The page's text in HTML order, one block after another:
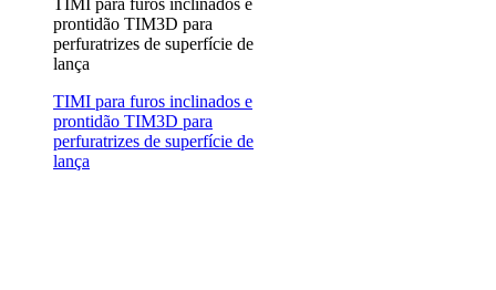
TIMI para furos inclinados e
prontidão TIM3D para
perfuratrizes de superfície de
lança
TIMI para furos inclinados e
prontidão TIM3D para
perfuratrizes de superfície de
lança